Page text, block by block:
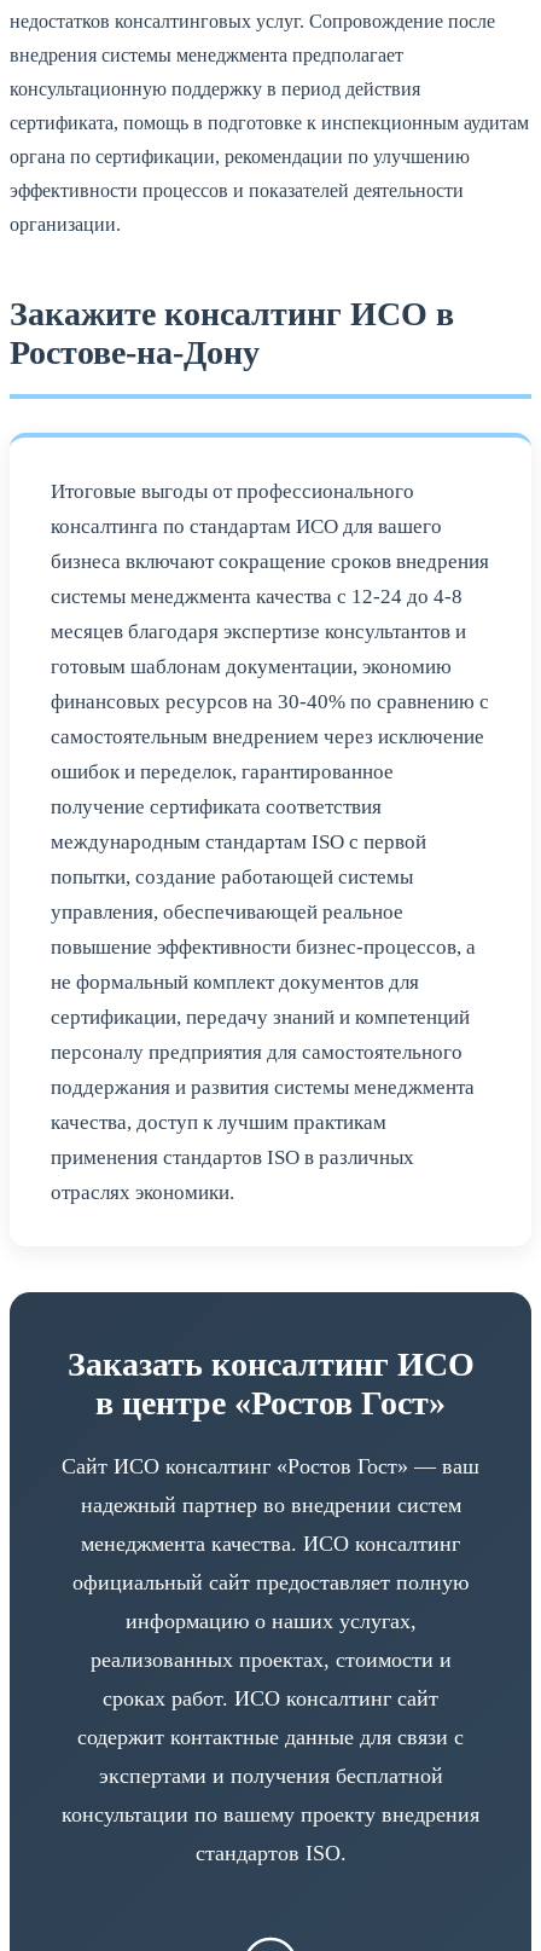
недостатков консалтинговых услуг. Сопровождение после
внедрения системы менеджмента предполагает
консультационную поддержку в период действия
сертификата, помощь в подготовке к инспекционным аудитам
органа по сертификации, рекомендации по улучшению
эффективности процессов и показателей деятельности
организации.
Закажите консалтинг ИСО в
Ростове-на-Дону
Итоговые выгоды от профессионального
консалтинга по стандартам ИСО для вашего
бизнеса включают сокращение сроков внедрения
системы менеджмента качества с 12-24 до 4-8
месяцев благодаря экспертизе консультантов и
готовым шаблонам документации, экономию
финансовых ресурсов на 30-40% по сравнению с
самостоятельным внедрением через исключение
ошибок и переделок, гарантированное
получение сертификата соответствия
международным стандартам ISO с первой
попытки, создание работающей системы
управления, обеспечивающей реальное
повышение эффективности бизнес-процессов, а
не формальный комплект документов для
сертификации, передачу знаний и компетенций
персоналу предприятия для самостоятельного
поддержания и развития системы менеджмента
качества, доступ к лучшим практикам
применения стандартов ISO в различных
отраслях экономики.
Заказать консалтинг ИСО
в центре «Ростов Гост»
Сайт ИСО консалтинг «Ростов Гост» — ваш
надежный партнер во внедрении систем
менеджмента качества. ИСО консалтинг
официальный сайт предоставляет полную
информацию о наших услугах,
реализованных проектах, стоимости и
сроках работ. ИСО консалтинг сайт
содержит контактные данные для связи с
экспертами и получения бесплатной
консультации по вашему проекту внедрения
стандартов ISO.